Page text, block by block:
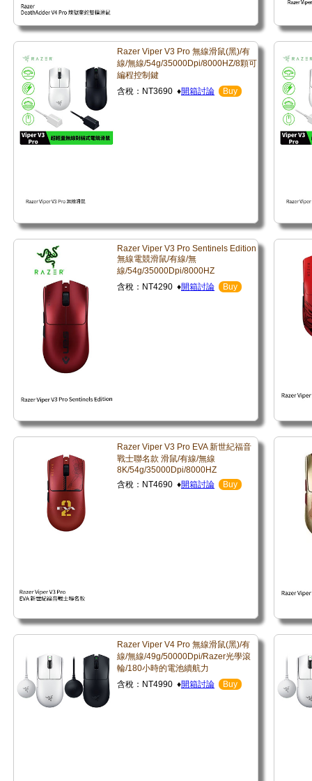
Razer Viper V3 Pro 無線滑鼠(黑)/有
線/無線/54g/35000Dpi/8000HZ/8顆可
編程控制鍵
含稅：NT3690 ♦開箱討論 Buy
Razer Viper V3 Pro Sentinels Edition
無線電競滑鼠/有線/無
線/54g/35000Dpi/8000HZ
含稅：NT4290 ♦開箱討論 Buy
Razer Viper V3 Pro EVA 新世紀福音
戰士聯名款 滑鼠/有線/無線
8K/54g/35000Dpi/8000HZ
含稅：NT4690 ♦開箱討論 Buy
Razer Viper V4 Pro 無線滑鼠(黑)/有
線/無線/49g/50000Dpi/Razer光學滾
輪/180小時的電池續航力
含稅：NT4990 ♦開箱討論 Buy